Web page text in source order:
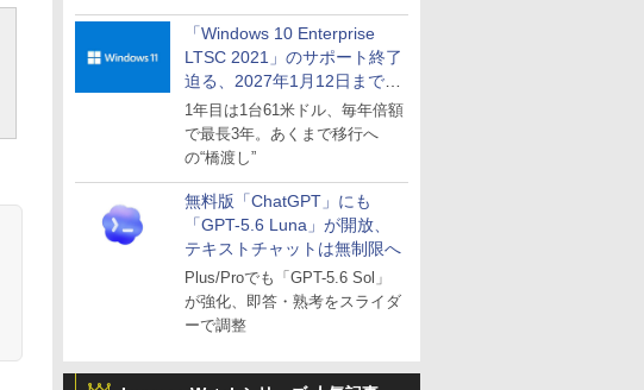
「Windows 10 Enterprise
LTSC 2021」のサポート終了
迫る、2027年1月12日まで
～ESUは9月1日から販売
1年目は1台61米ドル、毎年倍額
で最長3年。あくまで移行へ
の“橋渡し”
無料版「ChatGPT」にも
「GPT-5.6 Luna」が開放、
テキストチャットは無制限へ
Plus/Proでも「GPT-5.6 Sol」
が強化、即答・熟考をスライダ
ーで調整